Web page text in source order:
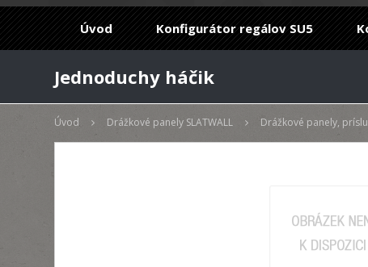
Úvod Konfigurátor regálov SU5
Jednoduchy háčik
Úvod Drážkové panely SLATWALL Drážkové panely,